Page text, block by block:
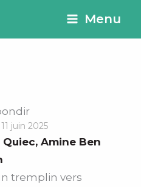
Menu
juin 2025
, Amine Ben
tremplin vers